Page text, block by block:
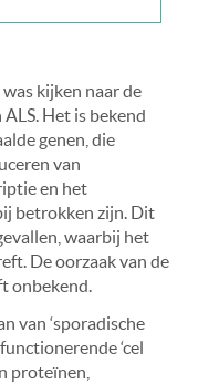
kijken naar de
Het is bekend
genen, die
van
en het
betrokken zijn. Dit
waarbij het
De oorzaak van de
onbekend.
van ‘sporadische
‘cel
proteïnen,